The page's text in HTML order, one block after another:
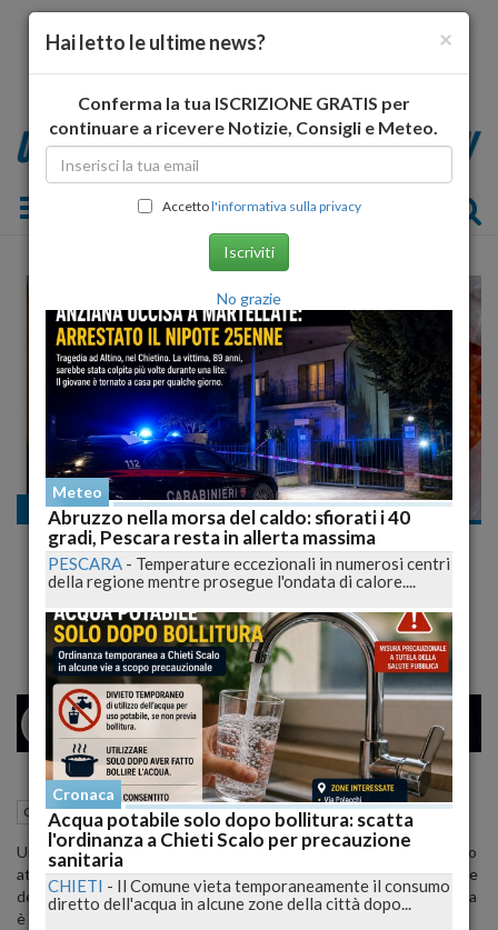
Toggle navigation
Cronaca
Carceri Castrogno, tenta di introdurre
droga nascosta nelle salsicce, donna
MILANO 26 34
Cronaca Teramo (TE) 03 Febbraio 2023 10:04
Una donna ha tentato di introdurre della droga in carcere a Teramo
attraverso delle salsicce contenute in un pacco destinato al nipote
detenuto. A darne notizia è il sindacato autonomo Sappe. La donna
è stata identificata e denunciata dalla polizia penitenziaria.
×
Hai letto le ultime news?
Conferma la tua ISCRIZIONE GRATIS per
continuare a ricevere Notizie, Consigli e Meteo.
Accettol'informativa sulla privacy
Iscriviti
No grazie
Meteo
Abruzzo nella morsa del caldo: sfiorati i 40
gradi, Pescara resta in allerta massima
PESCARA - Temperature eccezionali in numerosi centri
della regione mentre prosegue l'ondata di calore....
Cronaca
Acqua potabile solo dopo bollitura: scatta
l'ordinanza a Chieti Scalo per precauzione
sanitaria
CHIETI - Il Comune vieta temporaneamente il consumo
diretto dell'acqua in alcune zone della città dopo...